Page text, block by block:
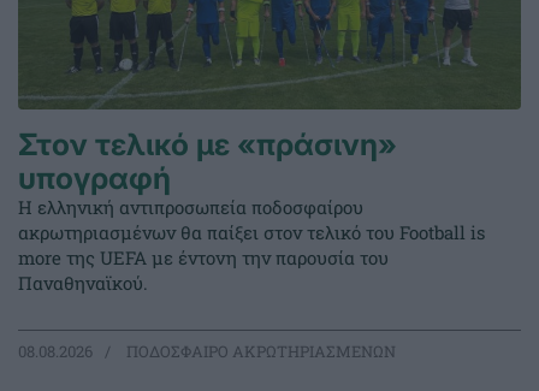
Στον τελικό με «πράσινη»
υπογραφή
Η ελληνική αντιπροσωπεία ποδοσφαίρου
ακρωτηριασμένων θα παίξει στον τελικό του Football is
more της UEFA με έντονη την παρουσία του
Παναθηναϊκού.
08.08.2026 ΠΟΔΟΣΦΑΙΡΟ ΑΚΡΩΤΗΡΙΑΣΜΕΝΩΝ